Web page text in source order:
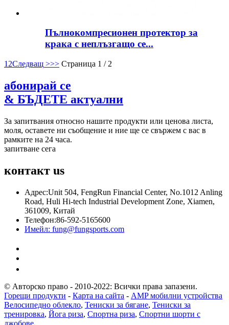
Пълнокомпресионен протектор за
крака с неплъзгащо се...
1 2Следващ >>> Страница 1 / 2
абонирай се
& БЪДЕТЕ актуални
За запитвания относно нашите продукти или ценова листа,
моля, оставете ни съобщение и ние ще се свържем с вас в
рамките на 24 часа.
запитване сега
контакт us
Адрес:Unit 504, FengRun Financial Center, No.1012 Anling
Road, Huli Hi-tech Industrial Development Zone, Xiamen,
361009, Китай
Телефон:86-592-5165600
Имейл: fung@fungsports.com
© Авторско право - 2010-2022: Всички права запазени.
Горещи продукти - Карта на сайта - AMP мобилни устройства
Велосипедно облекло, Тениски за бягане, Тениски за
тренировка, Йога риза, Спортна риза, Спортни шорти с
джобове,